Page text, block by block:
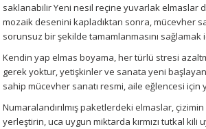
saklanabilir Yeni nesil reçine yuvarlak elmaslar
mozaik desenini kapladıktan sonra, mücevher
sorunsuz bir şekilde tamamlanmasını sağlamak
Kendin yap elmas boyama, her türlü stresi
gerek yoktur, yetişkinler ve sanata yeni
sahip mücevher sanatı resmi, aile eğlencesi
Numaralandırılmış paketlerdeki elmaslar,
yerleştirin, uca uygun miktarda kırmızı tutkal kili